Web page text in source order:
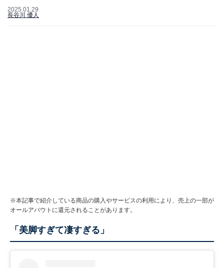
2025.01.29
長谷川 優人
※本記事で紹介している商品の購入やサービスの利用により、売上の一部が
オールアバウトに還元されることがあります。
「美脚すぎて凄すぎる」